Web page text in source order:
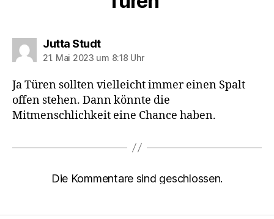
Jutta Studtsagt:
21. Mai 2023 um 8:18 Uhr
Ja Türen sollten vielleicht immer einen Spalt
offen stehen. Dann könnte die
Mitmenschlichkeit eine Chance haben.
Die Kommentare sind geschlossen.